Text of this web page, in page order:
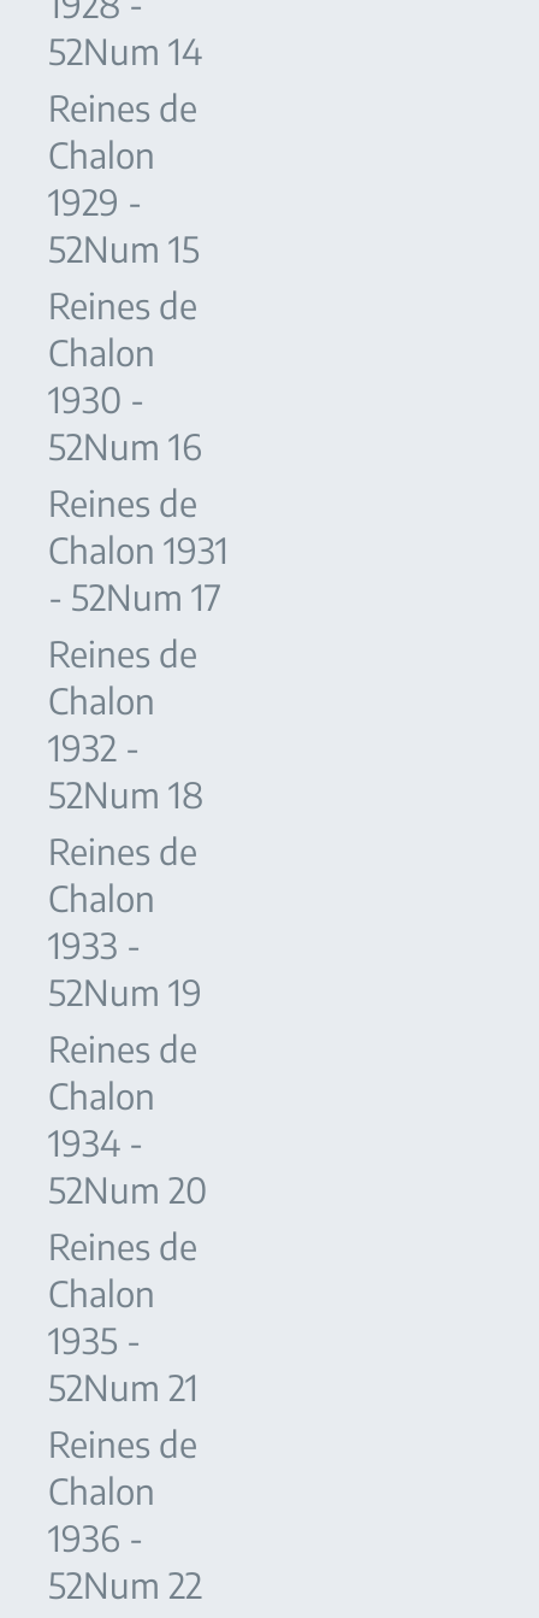
52Num 14
Reines de
Chalon
1929 -
52Num 15
Reines de
Chalon
1930 -
52Num 16
Reines de
Chalon 1931
- 52Num 17
Reines de
Chalon
1932 -
52Num 18
Reines de
Chalon
1933 -
52Num 19
Reines de
Chalon
1934 -
52Num 20
Reines de
Chalon
1935 -
52Num 21
Reines de
Chalon
1936 -
52Num 22